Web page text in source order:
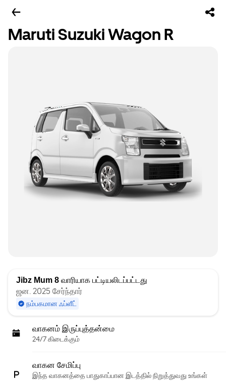
Maruti Suzuki Wagon R
Jibz Mum 8 வாரியாக பட்டியலிடப்பட்டது
ஜன. 2025 சேர்ந்தார்
நம்பகமான ஃப்ளீட்
வாகனம் இருப்புத்தன்மை
24/7 கிடைக்கும்
வாகன சேமிப்பு
இந்த வாகனத்தை பாதுகாப்பான இடத்தில் நிறுத்துவது உங்கள்